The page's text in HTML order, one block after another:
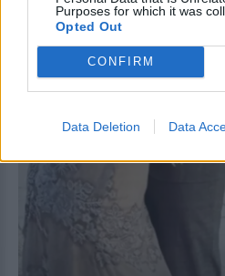
Purposes for which it was
Opted Out
CONFIRM
Data Deletion Data